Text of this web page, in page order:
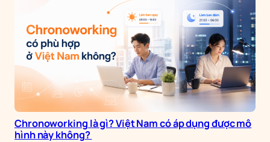
Chronoworking là gì? Việt Nam có áp dụng được mô
hình này không?